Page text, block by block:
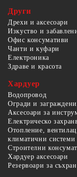
Други
Дрехи и аксесоари
Изкуство и
Офис консумативи
Чанти и куфари
Електроника
Здраве и красота
Хардуер
Водопровод
Огради и
Аксесоари за
Електрическо
Отопление,
климатични системи
Строителни
Хардуер аксесоари
Резервоари за